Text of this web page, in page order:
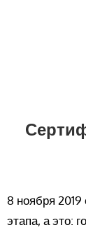
8 ноября
этапа, а это: